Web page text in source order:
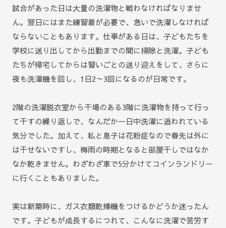
試合があった日は大量の洗濯物と戦わなければなりませ
ん。翌日にはまた練習着が必要で、急いで洗濯しなければ
ならないこともあります。仕事がある日は、子どもたちを
学校に送り出してから出勤までの間に掃除と洗濯。子ども
たちが帰宅してからは習いごとの送り迎えをして、さらに
夜も洗濯機を回し、1日2～3回になるのが日常です。
2階の洗濯脱衣室から干場のある3階に洗濯物を持って行っ
て干すの繰り返しで、なんだか一日中洗濯に追われている
気分でした。加えて、私と息子は花粉症なので春先は外に
は干せないですし、梅雨の時期となると部屋干しではなか
なか乾きません。わざわざ車で5分かけてコインランドリー
に行くこともありました。
実は新築時に、ガス衣類乾燥機をつけるかどうか迷ったん
です。子どもが成長するにつれて、こんなに洗濯で苦労す